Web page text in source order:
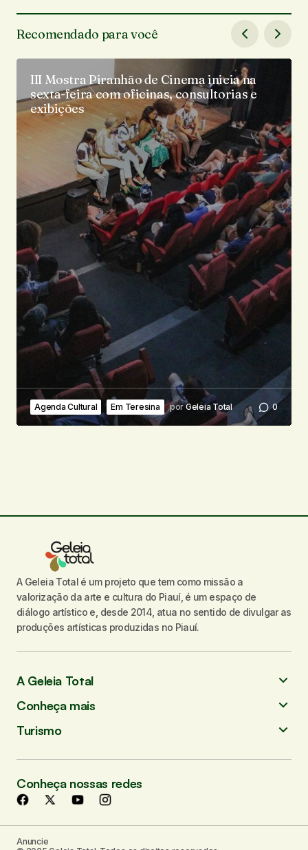
Recomendado para você
III Mostra Piranhão de Cinema inicia na
sexta-feira com oficinas, consultorias e
exibições
Agenda Cultural Em Teresina porGeleia Total 0
A Geleia Total é um projeto que tem como missão a
valorização da arte e cultura do Piauí, é um espaço de
diálogo artístico e, desde 2014, atua no sentido de divulgar as
produções artísticas produzidas no Piauí.
A Geleia Total
Conheça mais
Turismo
Conheça nossas redes
Anuncie